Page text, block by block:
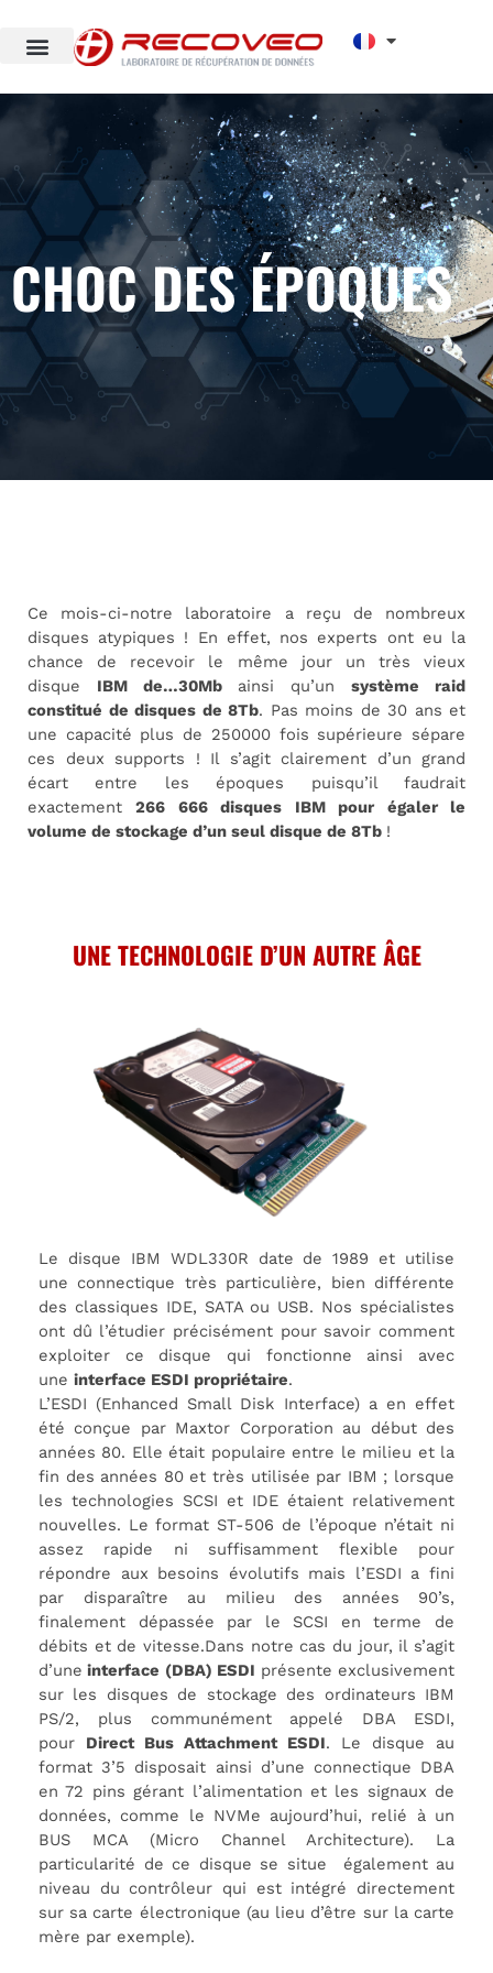
CHOC DES ÉPOQUES
Ce mois-ci-notre laboratoire a reçu de nombreux
disques atypiques ! En effet, nos experts ont eu la
chance de recevoir le même jour un très vieux
disque IBM de…30Mb ainsi qu’un système raid
constitué de disques de 8Tb. Pas moins de 30 ans et
une capacité plus de 250000 fois supérieure sépare
ces deux supports ! Il s’agit clairement d’un grand
écart entre les époques puisqu’il faudrait
exactement266 666 disques IBM pour égaler le
volume de stockage d’un seul disque de 8Tb !
UNE TECHNOLOGIE D’UN AUTRE ÂGE
Le disque IBM WDL330R date de 1989 et utilise
une connectique très particulière, bien différente
des classiques IDE, SATA ou USB. Nos spécialistes
ont dû l’étudier précisément pour savoir comment
exploiter ce disque qui fonctionne ainsi avec
une interface ESDI propriétaire.
L’ESDI (Enhanced Small Disk Interface) a en effet
été conçue par Maxtor Corporation au début des
années 80. Elle était populaire entre le milieu et la
fin des années 80 et très utilisée par IBM ; lorsque
les technologies SCSI et IDE étaient relativement
nouvelles. Le format ST-506 de l’époque n’était ni
assez rapide ni suffisamment flexible pour
répondre aux besoins évolutifs mais l’ESDI a fini
par disparaître au milieu des années 90’s,
finalement dépassée par le SCSI en terme de
débits et de vitesse.Dans notre cas du jour, il s’agit
d’une interface (DBA) ESDI présente exclusivement
sur les disques de stockage des ordinateurs IBM
PS/2, plus communément appelé DBA ESDI,
pour Direct Bus Attachment ESDI. Le disque au
format 3’5 disposait ainsi d’une connectique DBA
en 72 pins gérant l’alimentation et les signaux de
données, comme le NVMe aujourd’hui, relié à un
BUS MCA (Micro Channel Architecture). La
particularité de ce disque se situe également au
niveau du contrôleur qui est intégré directement
sur sa carte électronique (au lieu d’être sur la carte
mère par exemple).